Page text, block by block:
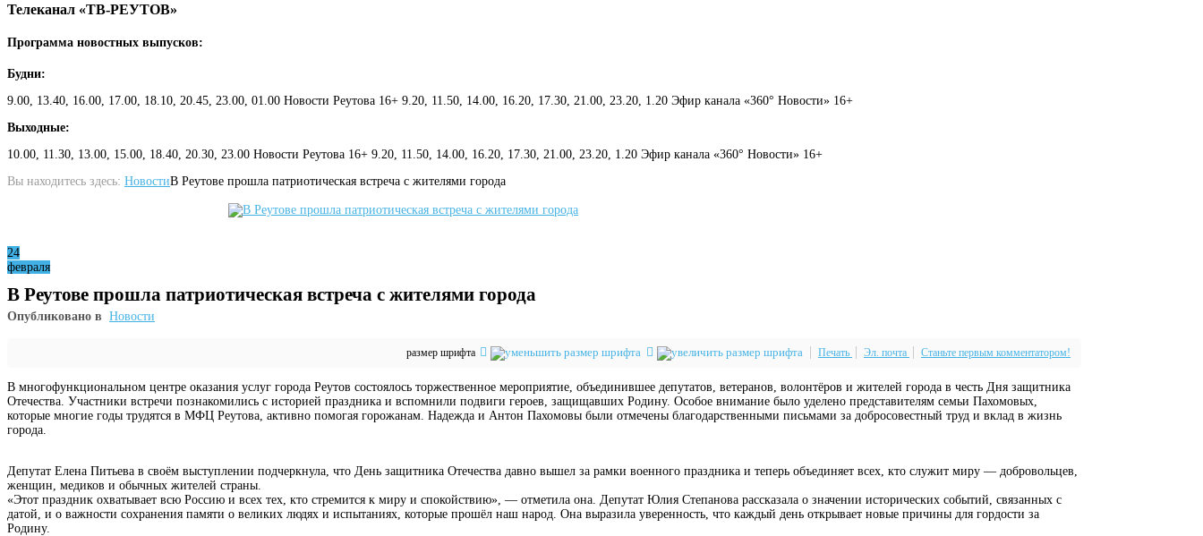
Телеканал «ТВ-РЕУТОВ»
Программа новостных выпусков:
Будни:
9.00, 13.40, 16.00, 17.00, 18.10, 20.45, 23.00, 01.00 Новости Реутова 16+ 9.20, 11.50, 14.00, 16.20, 17.30, 21.00, 23.20, 1.20 Эфир канала «360° Новости» 16+
Выходные:
10.00, 11.30, 13.00, 15.00, 18.40, 20.30, 23.00 Новости Реутова 16+ 9.20, 11.50, 14.00, 16.20, 17.30, 21.00, 23.20, 1.20 Эфир канала «360° Новости» 16+
Вы находитесь здесь: НовостиВ Реутове прошла патриотическая встреча с жителями города
24
февраля
В Реутове прошла патриотическая встреча с жителями города
Опубликовано в Новости
размер шрифта Печать Эл. почта Станьте первым комментатором!
В многофункциональном центре оказания услуг города Реутов состоялось торжественное мероприятие, объединившее депутатов, ветеранов, волонтёров и жителей города в честь Дня защитника
Отечества. Участники встречи познакомились с историей праздника и вспомнили подвиги героев, защищавших Родину. Особое внимание было уделено представителям семьи Пахомовых,
которые многие годы трудятся в МФЦ Реутова, активно помогая горожанам. Надежда и Антон Пахомовы были отмечены благодарственными письмами за добросовестный труд и вклад в жизнь
города.
Депутат Елена Питьева в своём выступлении подчеркнула, что День защитника Отечества давно вышел за рамки военного праздника и теперь объединяет всех, кто служит миру — добровольцев,
женщин, медиков и обычных жителей страны.
«Этот праздник охватывает всю Россию и всех тех, кто стремится к миру и спокойствию», — отметила она. Депутат Юлия Степанова рассказала о значении исторических событий, связанных с
датой, и о важности сохранения памяти о великих людях и испытаниях, которые прошёл наш народ. Она выразила уверенность, что каждый день открывает новые причины для гордости за
Родину.